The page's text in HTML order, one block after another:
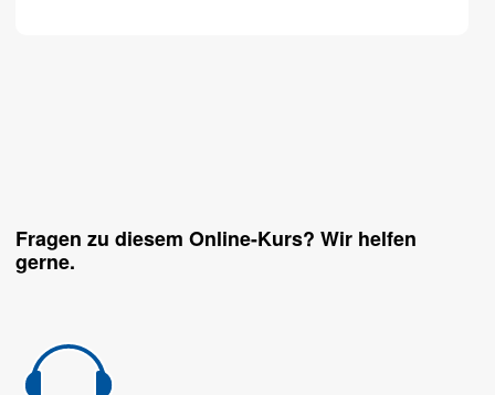
Fragen zu diesem Online-Kurs? Wir helfen
gerne.